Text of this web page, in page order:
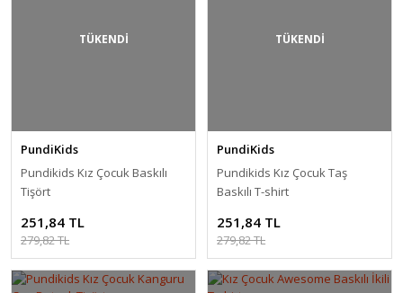
TÜKENDİ
PundiKids
Pundikids Kız Çocuk Baskılı
Tişört
251,84 TL
279,82 TL
TÜKENDİ
PundiKids
Pundikids Kız Çocuk Taş
Baskılı T-shirt
251,84 TL
279,82 TL